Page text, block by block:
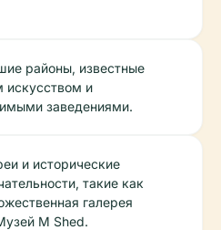
районы, известные
искусством и
заведениями.
и исторические
такие как
галерея
M Shed.